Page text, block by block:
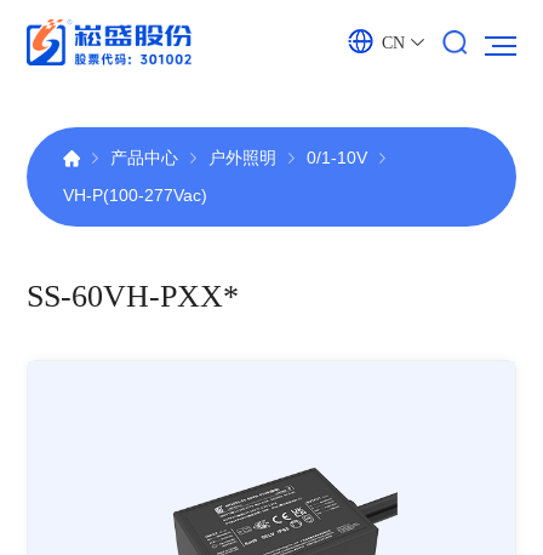
CN
产品中心 户外照明
0/1-10V
VH-P(100-277Vac)
SS-60VH-PXX*